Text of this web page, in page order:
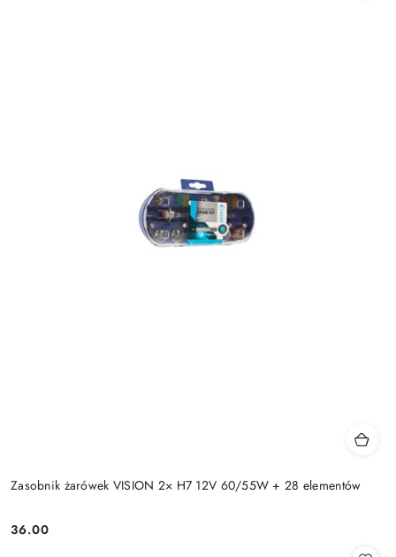
Zasobnik żarówek VISION 2× H7 12V 60/55W + 28 elementów
Cena:
36.00